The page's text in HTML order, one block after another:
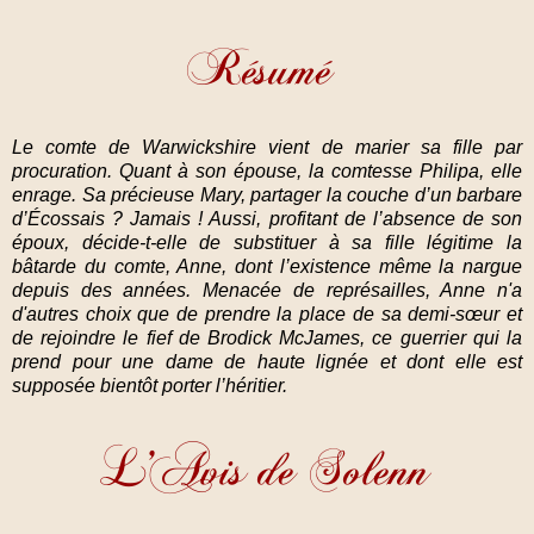
Le comte de Warwickshire vient de marier sa fille par
procuration. Quant à son épouse, la comtesse Philipa, elle
enrage. Sa précieuse Mary, partager la couche d’un barbare
d’Écossais ? Jamais ! Aussi, profitant de l’absence de son
époux, décide-t-elle de substituer à sa fille légitime la
bâtarde du comte, Anne, dont l’existence même la nargue
depuis des années. Menacée de représailles, Anne n'a
d'autres choix que de prendre la place de sa demi-sœur et
de rejoindre le fief de Brodick McJames, ce guerrier qui la
prend pour une dame de haute lignée et dont elle est
supposée bientôt porter l’héritier.